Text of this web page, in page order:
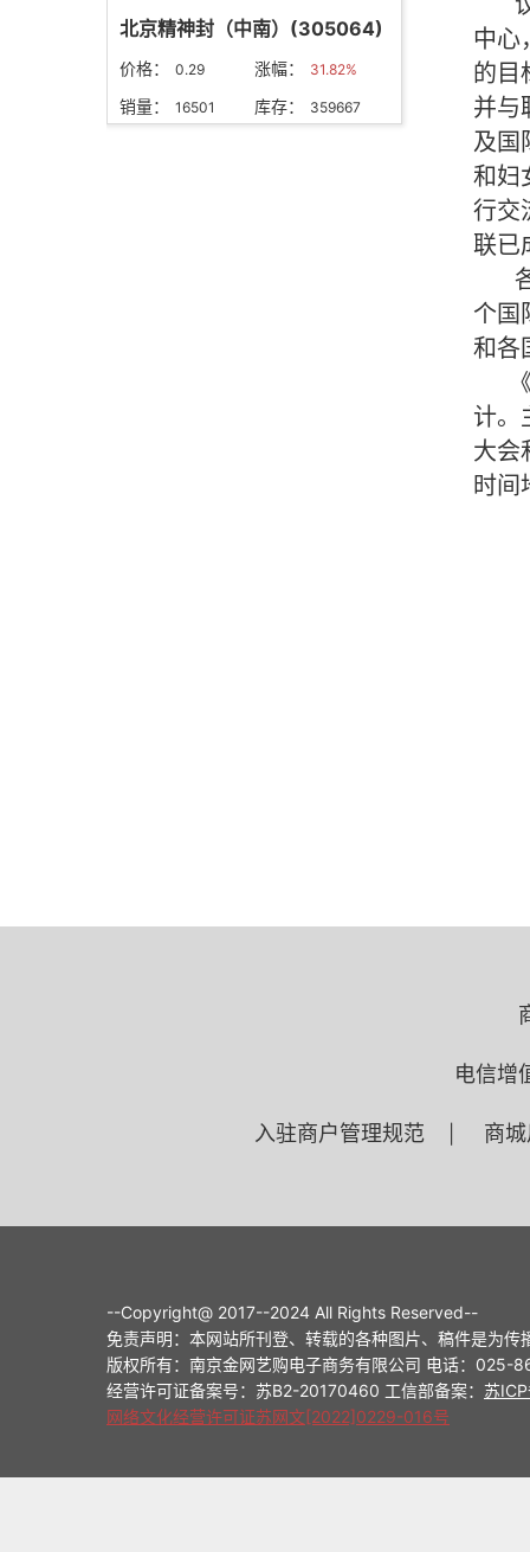
北京精神封（中南）(305064)
价格： 0.29 涨幅： 31.82%
销量： 16501 库存： 359667
电信增
入驻商户管理规范 商
--Copyright@ 2017--2024 All Rights Reserved--
免责声明：本网站所刊登、转载的各种图片、稿件是为
版权所有：南京金网艺购电子商务有限公司 电话：
经营许可证备案号：苏B2-20170460 工信部备案： 苏
网络文化经营许可证苏网文[2022]0229-016号